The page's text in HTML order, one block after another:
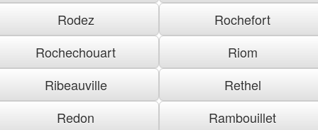
Rodez
Rochefort
Rochechouart
Riom
Ribeauville
Rethel
Redon
Rambouillet